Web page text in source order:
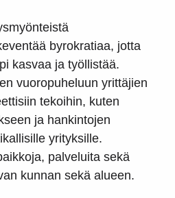
byrokratiaa, jotta
kasvaa ja työllistää.
vuoropuheluun yrittäjien
tekoihin, kuten
ja hankintojen
yrityksille.
palveluita sekä
kunnan sekä alueen.